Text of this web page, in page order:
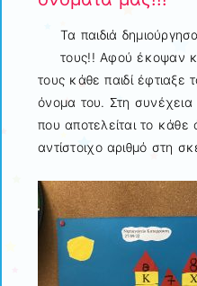
Τα παιδιά
τους!! Αφού έκοψαν
τους κάθε παιδί έφτιαξε
όνομα του. Στη
που αποτελείται το
αντίστοιχο αριθμό στη